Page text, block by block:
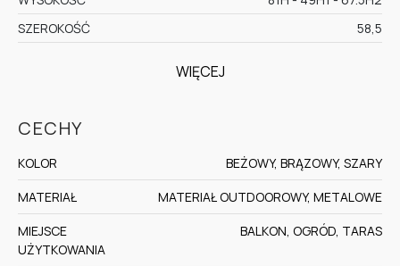
SZEROKOŚĆ
58,5
WIĘCEJ
CECHY
KOLOR
BEŻOWY, BRĄZOWY, SZARY
MATERIAŁ
MATERIAŁ OUTDOOROWY, METALOWE
MIEJSCE
UŻYTKOWANIA
BALKON, OGRÓD, TARAS